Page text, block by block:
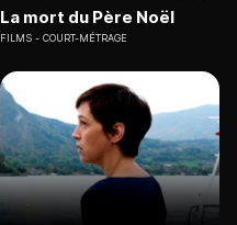
La mort du Père Noël
FILMS COURT-MÉTRAGE